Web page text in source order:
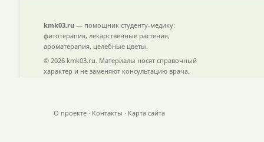
kmk03.ru — помощник студенту-медику:
фитотерапия, лекарственные растения,
ароматерапия, целебные цветы.
© 2026 kmk03.ru. Материалы носят справочный
характер и не заменяют консультацию врача.
О проекте · Контакты · Карта сайта